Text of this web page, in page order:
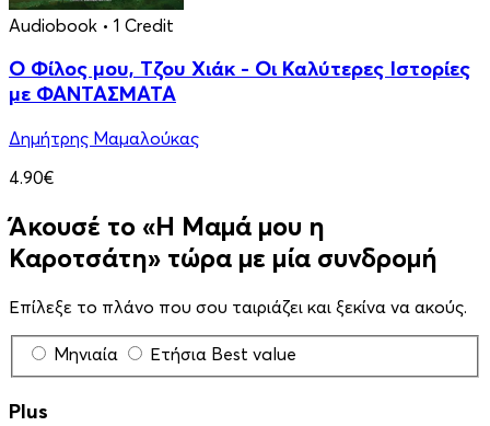
Audiobook • 1 Credit
Ο Φίλος μου, Τζου Χιάκ - Οι Καλύτερες Ιστορίες
με ΦΑΝΤΑΣΜΑΤΑ
Δημήτρης Μαμαλούκας
4.90€
Άκουσέ το «Η Μαμά μου η
Καροτσάτη» τώρα με μία συνδρομή
Επίλεξε το πλάνο που σου ταιριάζει και ξεκίνα να ακούς.
Μηνιαία Ετήσια Best value
Plus